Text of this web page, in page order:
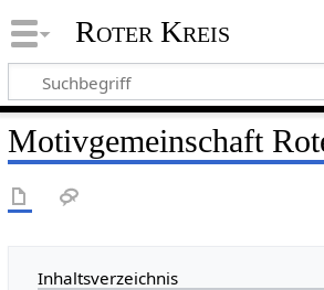
Roter Kreis
Motivgemeinschaft
Inhaltsverzeichnis